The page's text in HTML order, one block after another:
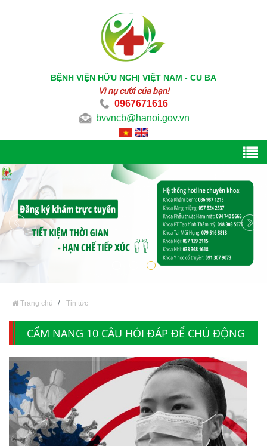
BỆNH VIỆN HỮU NGHỊ VIỆT NAM - CU BA
Vì nụ cười của bạn!
0967671616
bvvncb@hanoi.gov.vn
Trang chủ Tin tức
CẨM NANG 10 CÂU HỎI ĐÁP ĐỂ CHỦ ĐỘNG
PHÒNG CHỐNG DỊCH BỆNH VIÊM ĐƯỜNG HÔ
HẤP CẤP DO VIRUS CORONA MỚI